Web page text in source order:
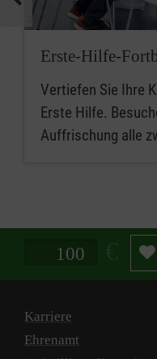
Erste-Hilfe-
Vertiefen Sie Ihre
Erste Hilfe.
Auffrischung alle
Spendenbetrag in Euro
Karriere
Ehrenamt